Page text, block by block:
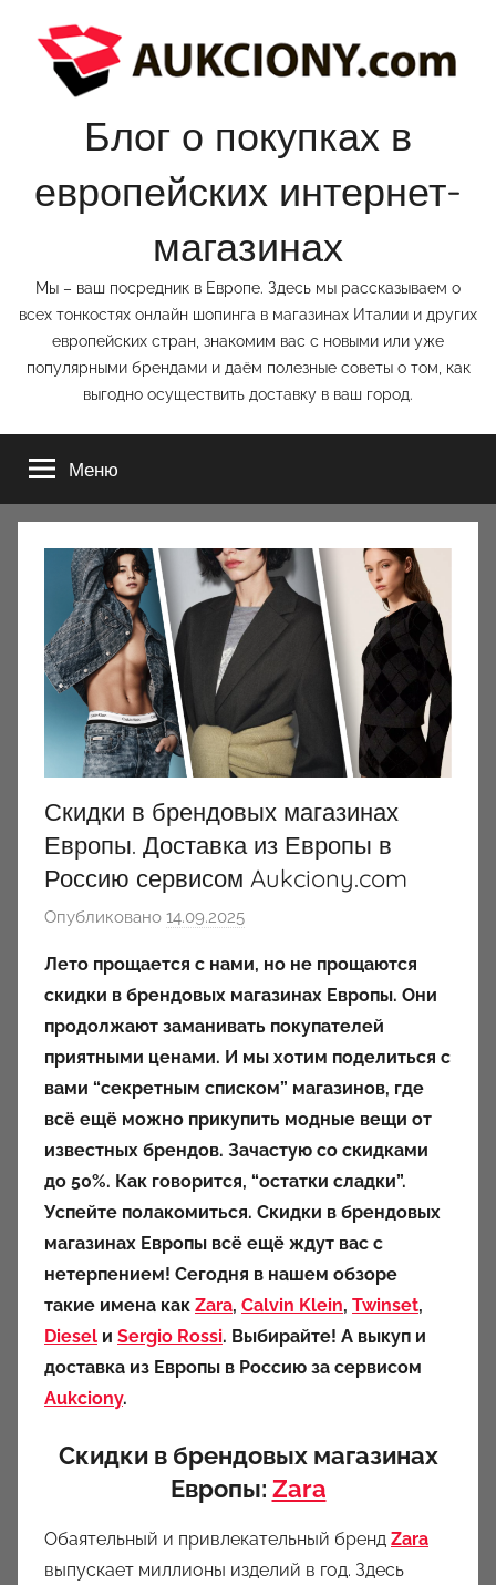
содержимому
Блог о покупках в
европейских интернет-
магазинах
Мы – ваш посредник в Европе. Здесь мы рассказываем о
всех тонкостях онлайн шопинга в магазинах Италии и других
европейских стран, знакомим вас с новыми или уже
популярными брендами и даём полезные советы о том, как
выгодно осуществить доставку в ваш город.
Меню
Скидки в брендовых магазинах
Европы. Доставка из Европы в
Россию сервисом Aukciony.com
Опубликовано 14.09.2025
т
о
р
о
м
a
u
k
c
Лето прощается с нами, но не прощаются
скидки в брендовых магазинах Европы. Они
продолжают заманивать покупателей
приятными ценами. И мы хотим поделиться с
вами “секретным списком” магазинов, где
всё ещё можно прикупить модные вещи от
известных брендов. Зачастую со скидками
до 50%. Как говорится, “остатки сладки”.
Успейте полакомиться. Скидки в брендовых
магазинах Европы всё ещё ждут вас с
нетерпением! Сегодня в нашем обзоре
такие имена как Zara, Calvin Klein, Twinset,
Diesel и Sergio Rossi. Выбирайте! А выкуп и
доставка из Европы в Россию за сервисом
Aukciony.
Скидки в брендовых магазинах
Европы: Zara
Обаятельный и привлекательный бренд Zara
выпускает миллионы изделий в год. Здесь